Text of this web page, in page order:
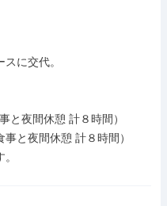
に交代。
と夜間休憩 計８時間）
と夜間休憩 計８時間）